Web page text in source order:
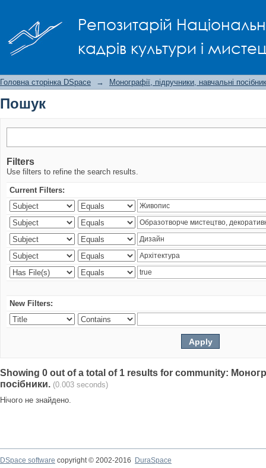
Репозитарій
кадрів культури і
Головна сторінка DSpace → Монографії, підручники, навчальні
Пошук
Filters
Use filters to refine the search results.
Current Filters:
New Filters:
Showing 0 out of a total of 1 results for community:
посібники. (0.003 seconds)
Нічого не знайдено.
DSpace software copyright © 2002-2016
DuraSpace